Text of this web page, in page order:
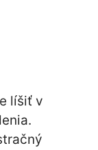
líšiť v